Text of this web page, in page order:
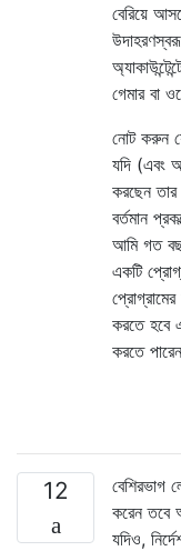
বেরিয়ে
গেমার বা
নোট করুন
যদি (এবং
করছেন
বর্তমান
আমি গত
একটি
করতে হবে
করতে
12
বেশিরভাগ
করেন তবে
যদিও,